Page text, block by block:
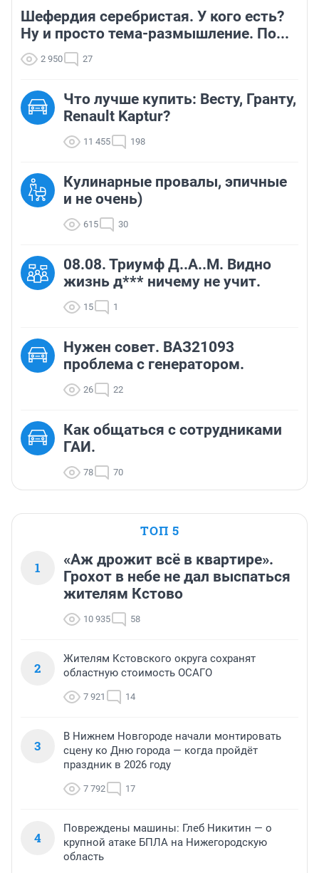
Шефердия серебристая. У кого есть?
Ну и просто тема-размышление. По...
2 950 27
Что лучше купить: Весту, Гранту,
Renault Kaptur?
11 455 198
Кулинарные провалы, эпичные
и не очень)
615 30
08.08. Триумф Д..А..М. Видно
жизнь д*** ничему не учит.
15 1
Нужен совет. ВАЗ21093
проблема с генератором.
26 22
Как общаться с сотрудниками
ГАИ.
78 70
ТОП 5
1
«Аж дрожит всё в квартире».
Грохот в небе не дал выспаться
жителям Кстово
10 935 58
2
Жителям Кстовского округа сохранят
областную стоимость ОСАГО
7 921 14
3
В Нижнем Новгороде начали монтировать
сцену ко Дню города — когда пройдёт
праздник в 2026 году
7 792 17
4
Повреждены машины: Глеб Никитин — о
крупной атаке БПЛА на Нижегородскую
область